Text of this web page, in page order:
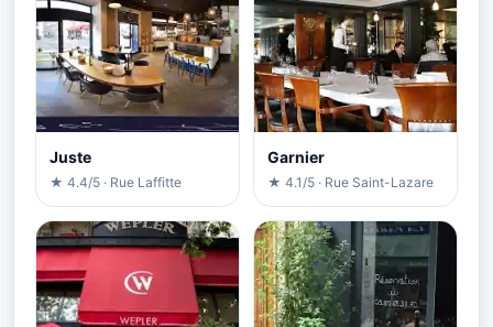
Juste
★ 4.4/5 · Rue Laffitte
Garnier
★ 4.1/5 · Rue Saint-Lazare